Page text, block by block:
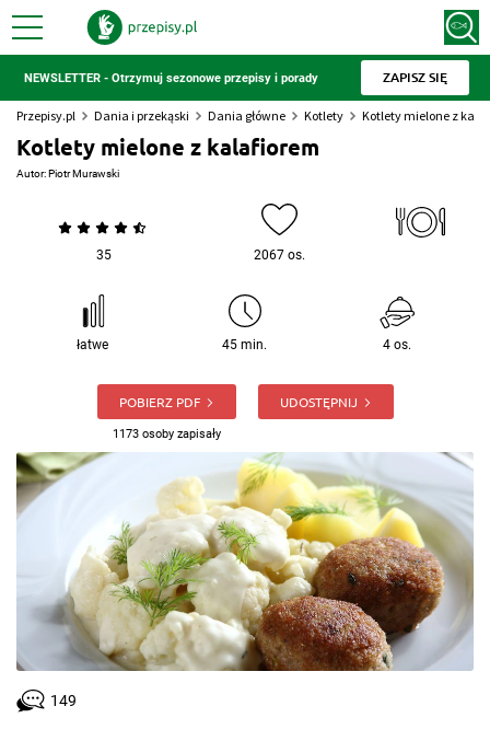
NEWSLETTER - Otrzymuj sezonowe przepisy i porady ZAPISZ SIĘ
Przepisy.pl Dania i przekąski Dania główne Kotlety Kotlety mielone z
Kotlety mielone z kalafiorem
Autor:Piotr Murawski
35 2067 os.
łatwe 45 min. 4 os.
POBIERZ PDF
1173 osoby zapisały
UDOSTĘPNIJ
149